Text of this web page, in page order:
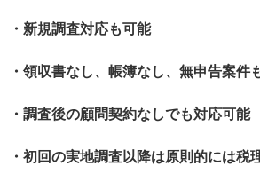
・新規調査対応も可能
・領収書なし、帳簿なし、無申告案件
・調査後の顧問契約なしでも対応可能
・初回の実地調査以降は原則的には税